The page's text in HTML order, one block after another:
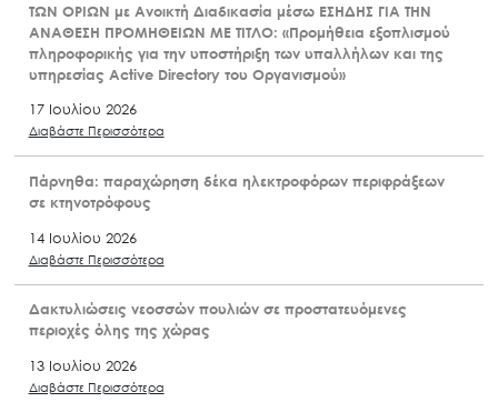
ΤΩΝ ΟΡΙΩΝ με Ανοικτή Διαδικασία μέσω ΕΣΗΔΗΣ ΓΙΑ ΤΗΝ
ΑΝΑΘΕΣΗ ΠΡΟΜΗΘΕΙΩΝ ΜΕ ΤΙΤΛΟ: «Προμήθεια εξοπλισμού
πληροφορικής για την υποστήριξη των υπαλλήλων και της
υπηρεσίας Active Directory του Οργανισμού»
17 Ιουλίου 2026
Διαβάστε Περισσότερα
Πάρνηθα: παραχώρηση δέκα ηλεκτροφόρων περιφράξεων
σε κτηνοτρόφους
14 Ιουλίου 2026
Διαβάστε Περισσότερα
Δακτυλιώσεις νεοσσών πουλιών σε προστατευόμενες
περιοχές όλης της χώρας
13 Ιουλίου 2026
Διαβάστε Περισσότερα